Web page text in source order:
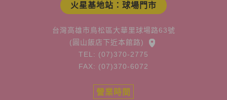
火星基地站：球場門市
台灣高雄市鳥松區大華里球場路63號
(圓山飯店下近本館路)
TEL: (07)370-2775
FAX: (07)370-6072
營業時間